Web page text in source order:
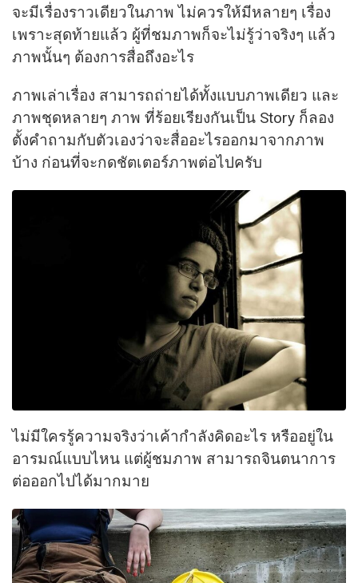
จะมีเรื่องราวเดียวในภาพ ไม่ควรให้มีหลายๆ เรื่อง
เพราะสุดท้ายแล้ว ผู้ที่ชมภาพก็จะไม่รู้ว่าจริงๆ แล้ว
ภาพนั้นๆ ต้องการสื่อถึงอะไร
ภาพเล่าเรื่อง สามารถถ่ายได้ทั้งแบบภาพเดียว และ
ภาพชุดหลายๆ ภาพ ที่ร้อยเรียงกันเป็น Story ก็ลอง
ตั้งคำถามกับตัวเองว่าจะสื่ออะไรออกมาจากภาพ
บ้าง ก่อนที่จะกดชัตเตอร์ภาพต่อไปครับ
ไม่มีใครรู้ความจริงว่าเค้ากำลังคิดอะไร หรืออยู่ใน
อารมณ์แบบไหน แต่ผู้ชมภาพ สามารถจินตนาการ
ต่อออกไปได้มากมาย